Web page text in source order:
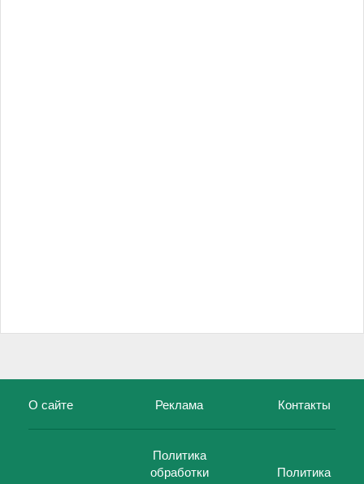
О сайте Реклама Контакты
Политика
обработки
Политика